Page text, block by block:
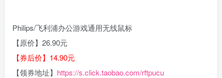
Philips/飞利浦办公游戏通用无线鼠标
【原价】26.90元
【券后价】14.90元
【领券地址】 https://s.click.taobao.com/rftpucu